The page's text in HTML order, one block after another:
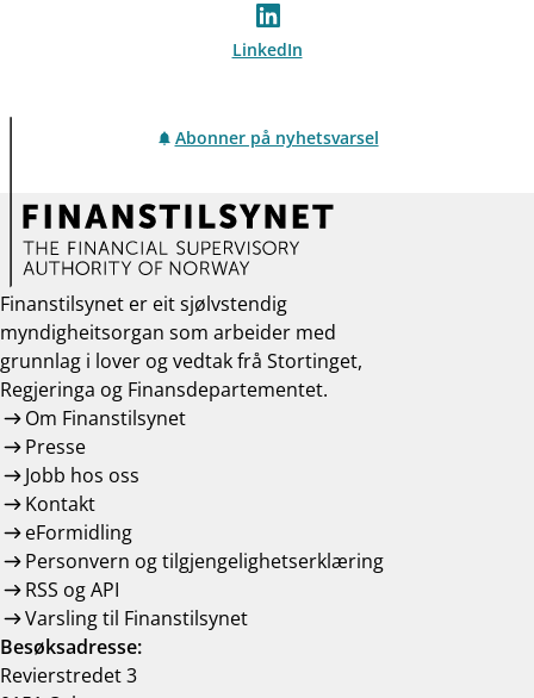
LinkedIn
Abonner på nyhetsvarsel
Finanstilsynet er eit sjølvstendig
myndigheitsorgan som arbeider med
grunnlag i lover og vedtak frå Stortinget,
Regjeringa og Finansdepartementet.
Om Finanstilsynet
Presse
Jobb hos oss
Kontakt
eFormidling
Personvern og tilgjengelighetserklæring
RSS og API
Varsling til Finanstilsynet
Besøksadresse:
Revierstredet 3